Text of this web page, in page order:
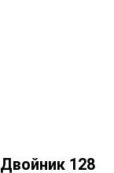
Двойник 128